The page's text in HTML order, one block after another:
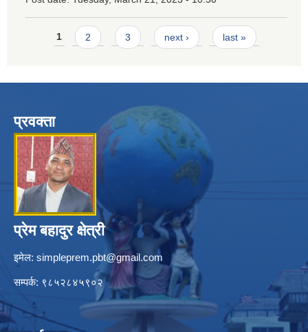
Pages
1 2 3 next › last »
प्रवक्ता
प्रेम बहादुर क्षेत्री
इमेल: simpleprem.pbt@gmail.com
सम्पर्क: ९८५२८४५९०२